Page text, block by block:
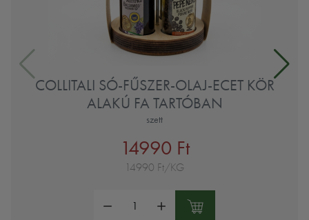
COLLITALI SÓ-FŰSZER-OLAJ-ECET KÖR
ALAKÚ FA TARTÓBAN
szett
14990 Ft
14990 Ft/KG